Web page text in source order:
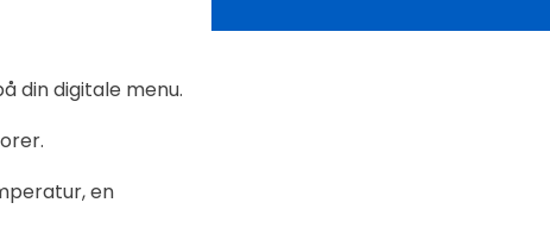
din digitale menu.
en